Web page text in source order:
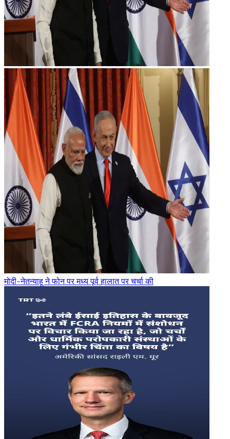
मोदी-नेतन्याहू ने फोन पर मध्य पूर्व हालात पर चर्चा की